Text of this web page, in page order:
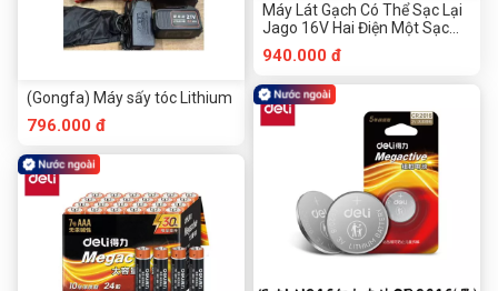
(Gongfa) Máy sấy tóc Lithium
796.000 đ
Máy Lát Gạch Có Thể Sạc Lại
Jago 16V Hai Điện Một Sạc
Công Cụ Phần Cứng
Chuanmu
940.000 đ